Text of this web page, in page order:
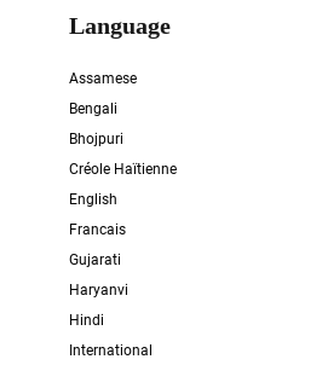
Language
Assamese
Bengali
Bhojpuri
Créole Haïtienne
English
Francais
Gujarati
Haryanvi
Hindi
International